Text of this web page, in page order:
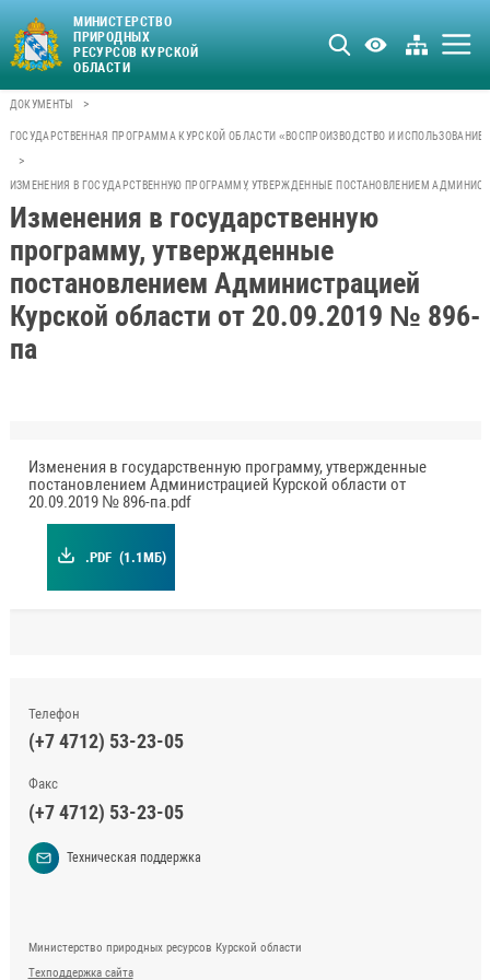
МИНИСТЕРСТВО
ПРИРОДНЫХ
РЕСУРСОВ КУРСКОЙ
ОБЛАСТИ
ДОКУМЕНТЫ >
ГОСУДАРСТВЕННАЯ ПРОГРАММА КУРСКОЙ ОБЛАСТИ «ВОСПРОИЗВОДСТВО И
>
ИЗМЕНЕНИЯ В ГОСУДАРСТВЕННУЮ ПРОГРАММУ, УТВЕРЖДЕННЫЕ ПОСТАНОВЛЕНИЕМ
Изменения в государственную
программу, утвержденные
постановлением Администрацией
Курской области от 20.09.2019 № 896-
па
Изменения в государственную программу, утвержденные
постановлением Администрацией Курской области от
20.09.2019 № 896-па.pdf
.PDF (1.1МБ)
Телефон
(+7 4712) 53-23-05
Факс
(+7 4712) 53-23-05
Техническая поддержка
Министерство природных ресурсов Курской области
Техподдержка сайта